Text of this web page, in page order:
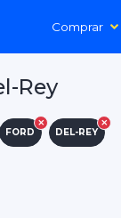
Comprar
Rey
FORD DEL-REY